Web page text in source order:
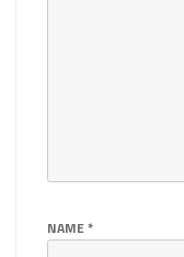
NAME*